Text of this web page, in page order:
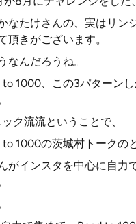
なたけさんの、実はリン
頂きがございます。
なんだろうね。
to 1000、この3パターン
ク流流ということで、
1000の茨城村トークの
がインスタを中心に自力